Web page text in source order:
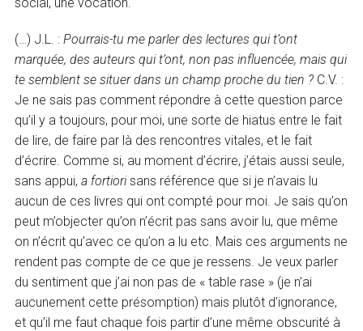
(…) J.L. :Pourrais-tu me parler des lectures qui t’ont
marquée, des auteurs qui t’ont, non pas influencée, mais qui
te semblent se situer dans un champ proche du tien ? C.V. :
Je ne sais pas comment répondre à cette question parce
qu’il y a toujours, pour moi, une sorte de hiatus entre le fait
de lire, de faire par là des rencontres vitales, et le fait
d’écrire. Comme si, au moment d’écrire, j’étais aussi seule,
sans appui,a fortiorisans référence que si je n’avais lu
aucun de ces livres qui ont compté pour moi. Je sais qu’on
peut m’objecter qu’on n’écrit pas sans avoir lu, que même
on n’écrit qu’avec ce qu’on a lu etc. Mais ces arguments ne
rendent pas compte de ce que je ressens. Je veux parler
du sentiment que j’ai non pas de « table rase » (je n’ai
aucunement cette présomption) mais plutôt d’ignorance,
et qu’il me faut chaque fois partir d’une même obscurité à